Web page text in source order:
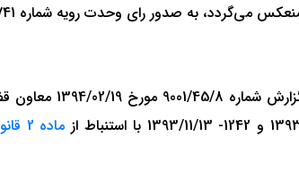
به صدور رای وحدت رویه شماره 741 - 1394/03/26 منتهی گردید.
با احترام
ماده 2 قانون حمایت خانواده مصوب 1391